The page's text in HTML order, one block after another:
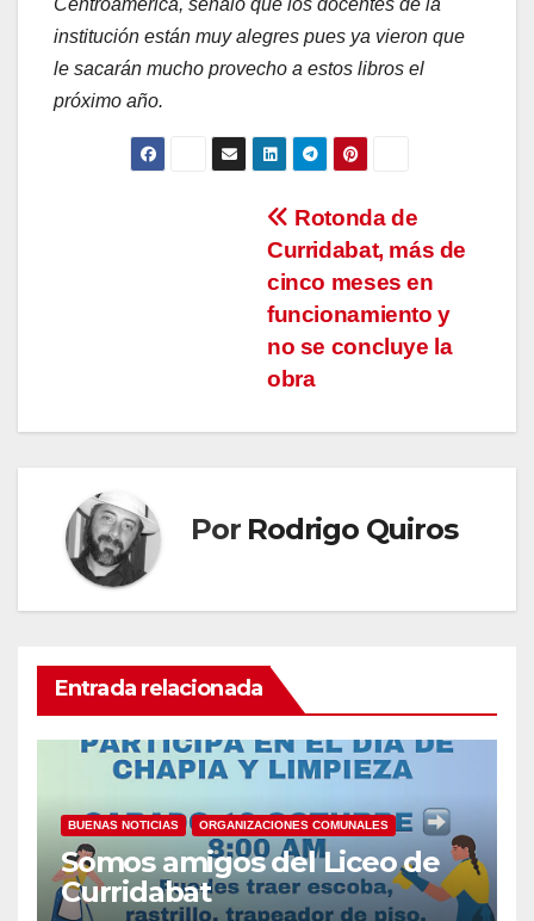
institución están muy alegres pues ya vieron que
le sacarán mucho provecho a estos libros el
próximo año.
Rotonda de
Curridabat, más de
cinco meses en
funcionamiento y
no se concluye la
obra
Por Rodrigo Quiros
Entrada relacionada
BUENAS NOTICIAS ORGANIZACIONES COMUNALES
Somos amigos del Liceo de
Curridabat